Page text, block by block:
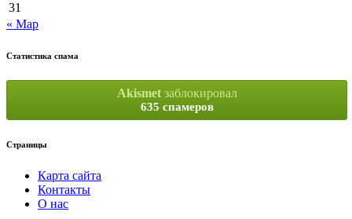
31
« Мар
Статистика спама
Akismetзаблокировал
635 спамеров
Страницы
Карта сайта
Контакты
О нас